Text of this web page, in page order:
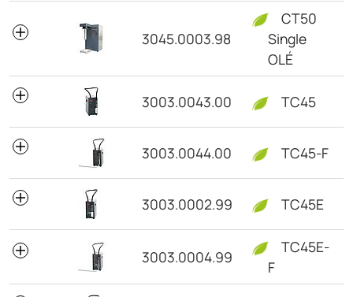
3045.0003.98
CT50
Single
OLÉ
3003.0043.00 TC45
3003.0044.00 TC45-F
3003.0002.99 TC45E
3003.0004.99
TC45E-
F